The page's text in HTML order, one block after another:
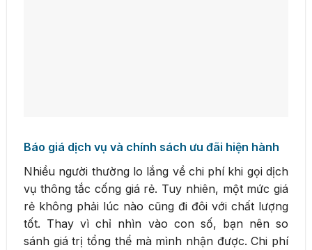
Báo giá dịch vụ và chính sách ưu đãi hiện hành
Nhiều người thường lo lắng về chi phí khi gọi dịch
vụ thông tắc cống giá rẻ. Tuy nhiên, một mức giá
rẻ không phải lúc nào cũng đi đôi với chất lượng
tốt. Thay vì chỉ nhìn vào con số, bạn nên so
sánh giá trị tổng thể mà mình nhận được. Chi phí